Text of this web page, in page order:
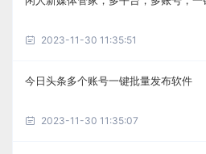
2023-11-30 11:35:51
今日头条多个账号一键批量发布软件
2023-11-30 11:35:07